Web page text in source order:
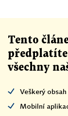
Tento
předplatíte
všechny
Veškerý obsah
Mobilní